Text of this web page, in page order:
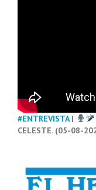
#ENTREVISTA|
CELESTE. (05-08-